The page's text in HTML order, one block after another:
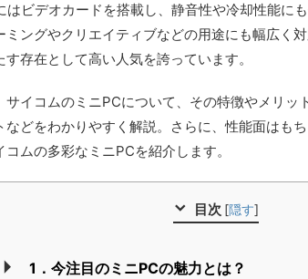
はビデオカードを搭載し、静音性や冷却性能に
ミングやクリエイティブなどの用途にも幅広く
す存在として高い人気を誇っています。
サイコムのミニPCについて、その特徴やメリッ
などをわかりやすく解説。さらに、性能面はも
ムの多彩なミニPCを紹介します。
目次 [隠す]
1．今注目のミニPCの魅力とは？